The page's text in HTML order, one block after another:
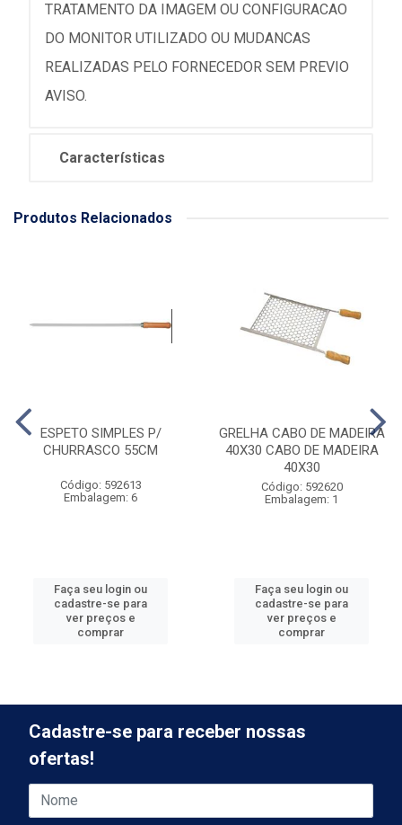
TRATAMENTO DA IMAGEM OU CONFIGURACAO
DO MONITOR UTILIZADO OU MUDANCAS
REALIZADAS PELO FORNECEDOR SEM PREVIO
AVISO.
Características
Produtos Relacionados
ESPETO SIMPLES P/
CHURRASCO 55CM
Código: 592613
Embalagem: 6
Faça seu login ou
cadastre-se para
ver preços e
comprar
GRELHA CABO DE MADEIRA
40X30 CABO DE MADEIRA
40X30
Código: 592620
Embalagem: 1
Faça seu login ou
cadastre-se para
ver preços e
comprar
Cadastre-se para receber nossas
ofertas!